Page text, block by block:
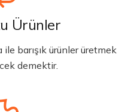
Ürünler
barışık ürünler üretmek
demektir.